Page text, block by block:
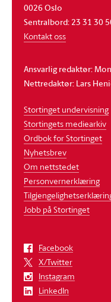
0026 Oslo
Sentralbord: 23 31 30
Kontakt oss
Ansvarlig redaktør:
Nettredaktør: Lars
Stortinget undervisning
Stortingets mediearkiv
Ordbok for Stortinget
Nyhetsbrev
Om nettstedet
Personvernerklæring
Jobb på Stortinget
Facebook
X/Twitter
Instagram
LinkedIn